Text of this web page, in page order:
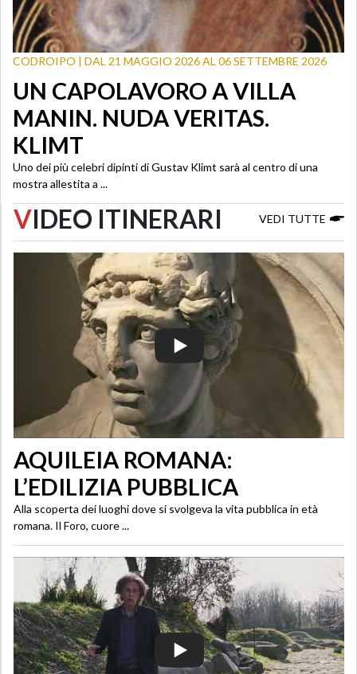
CODROIPO | DAL 21 MAGGIO 2026 AL 06 SETTEMBRE 2026
UN CAPOLAVORO A VILLA
MANIN. NUDA VERITAS.
KLIMT
Uno dei più celebri dipinti di Gustav Klimt sarà al centro di una
mostra allestita a ...
VIDEO ITINERARI VEDI TUTTE
AQUILEIA ROMANA:
L’EDILIZIA PUBBLICA
Alla scoperta dei luoghi dove si svolgeva la vita pubblica in età
romana. Il Foro, cuore ...